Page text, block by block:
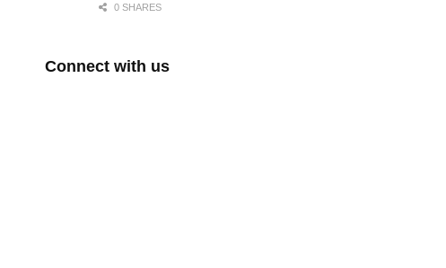
0 SHARES
Connect with us